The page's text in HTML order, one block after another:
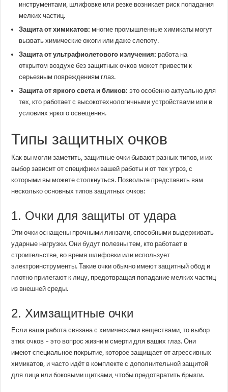
инструментами, шлифовке или резке возникает риск попадания
мелких частиц.
Защита от химикатов: многие промышленные химикаты могут
вызвать химические ожоги или даже слепоту.
Защита от ультрафиолетового излучения: работа на
открытом воздухе без защитных очков может привести к
серьезным повреждениям глаз.
Защита от яркого света и бликов: это особенно актуально для
тех, кто работает с высокотехнологичными устройствами или в
условиях яркого освещения.
Типы защитных очков
Как вы могли заметить, защитные очки бывают разных типов, и их
выбор зависит от специфики вашей работы и от тех угроз, с
которыми вы можете столкнуться. Позвольте представить вам
несколько основных типов защитных очков:
1. Очки для защиты от удара
Эти очки оснащены прочными линзами, способными выдерживать
ударные нагрузки. Они будут полезны тем, кто работает в
строительстве, во время шлифовки или использует
электроинструменты. Такие очки обычно имеют защитный обод и
плотно прилегают к лицу, предотвращая попадание мелких частиц
из внешней среды.
2. Химзащитные очки
Если ваша работа связана с химическими веществами, то выбор
этих очков – это вопрос жизни и смерти для ваших глаз. Они
имеют специальное покрытие, которое защищает от агрессивных
химикатов, и часто идёт в комплекте с дополнительной защитой
для лица или боковыми щитками, чтобы предотвратить брызги.